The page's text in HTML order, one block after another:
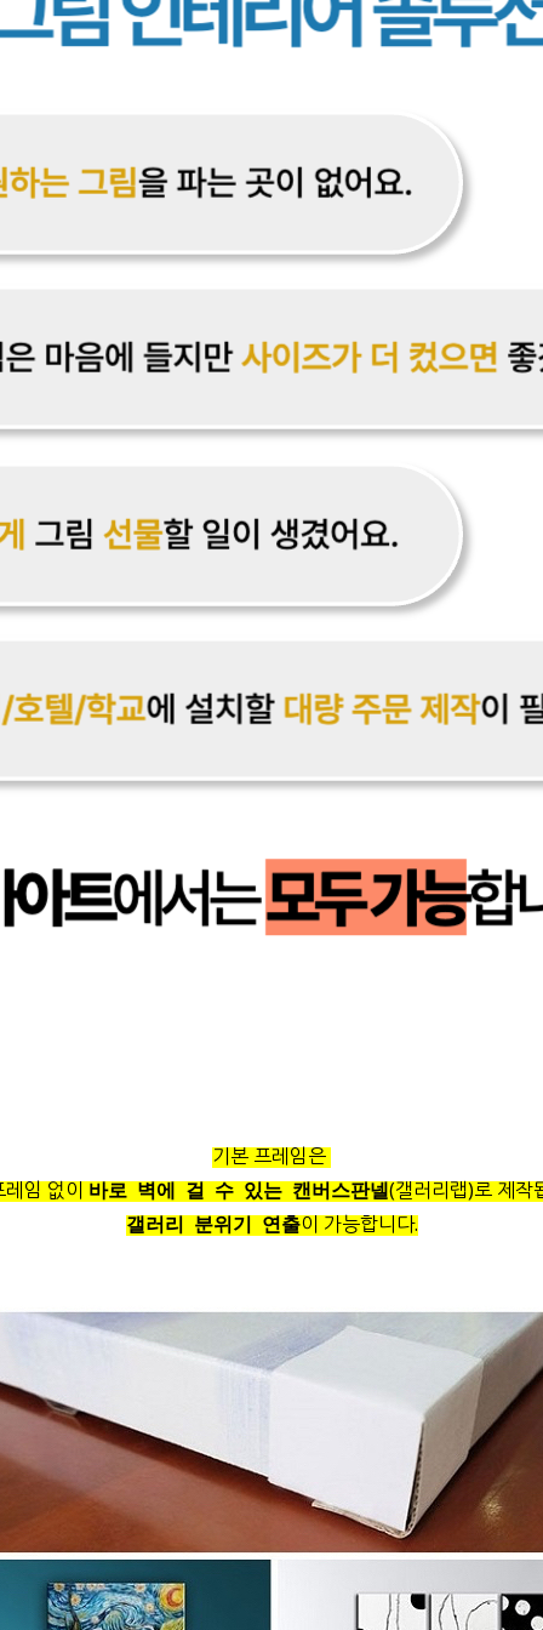
기본 프레임은
레임 없이 바로 벽에 걸 수 있는 캔버스판넬(갤러리랩)로 제작
갤러리 분위기 연출이 가능합니다.